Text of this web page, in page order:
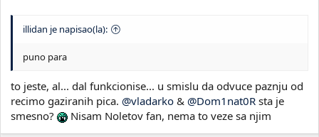
illidan je napisao(la):
puno para
to jeste, al... dal funkcionise... u smislu da odvuce paznju od
recimo gaziranih pica. @vladarko & @Dom1nat0R sta je
smesno?
Nisam Noletov fan, nema to veze sa njim